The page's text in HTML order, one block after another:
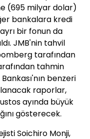
(695 milyar dolar)
bankalara kredi
bir fonun da
JMB'nin tahvil
tarafından
tahmin
benzeri
raporlar,
ayında büyük
gösterecek.
Soichiro Monji,